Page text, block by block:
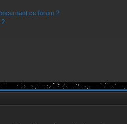
ce forum ?
?